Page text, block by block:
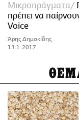
Mικροπράγματα
πρέπει να
Voice
Άρης Δημοκίδης
13.1.2017